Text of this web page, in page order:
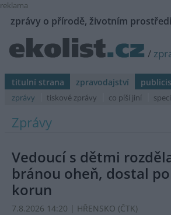
reklama
zprávy o přírodě, životním
/
titulní strana zpravodajství
zprávy tiskové zprávy co píší jiní
Zprávy
Vedoucí s dětmi
bránou oheň, dostal
korun
7.8.2026 14:20 | HŘENSKO (ČTK)